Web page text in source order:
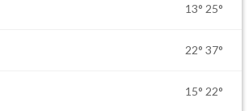
13° 25°
22° 37°
15° 22°